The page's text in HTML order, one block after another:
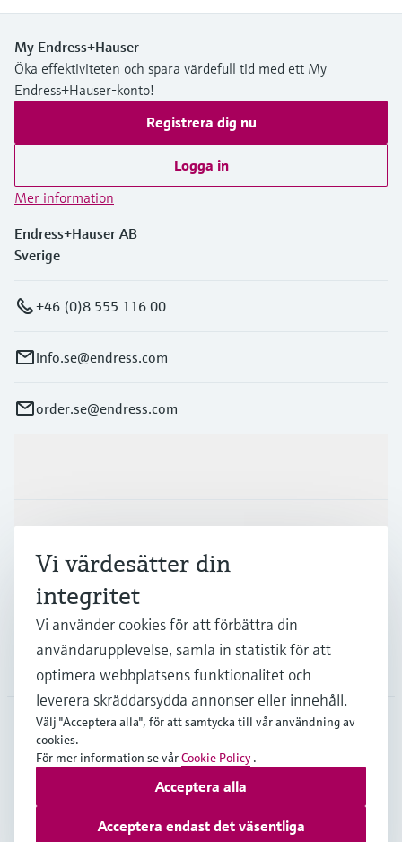
My Endress+Hauser
Öka effektiviteten och spara värdefull tid med ett My
Endress+Hauser-konto!
Registrera dig nu
Logga in
Mer information
Endress+Hauser AB
Sverige
+46 (0)8 555 116 00
info.se@endress.com
order.se@endress.com
Support
SWE•Svenska
Copyright © Endress+Hauser Group Services AG
Vi värdesätter din
integritet
Vi använder cookies för att förbättra din
användarupplevelse, samla in statistik för att
optimera webbplatsens funktionalitet och
leverera skräddarsydda annonser eller innehåll.
Välj "Acceptera alla", för att samtycka till vår användning av
cookies.
För mer information se vårCookie Policy .
Acceptera endast det väsentliga
Acceptera alla